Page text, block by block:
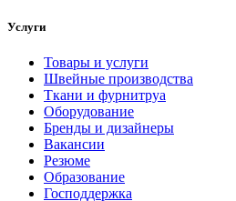
Услуги
Товары и услуги
Швейные производства
Ткани и фурнитруа
Оборудование
Бренды и дизайнеры
Вакансии
Резюме
Образование
Господдержка